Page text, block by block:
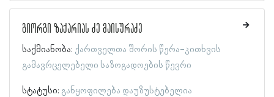
გიორგი ზაქარიას ძე მაისურაძე
საქმიანობა: ქართველთა შორის წერა-კითხვის
გამავრცელებელი საზოგადოების წევრი
სტატუსი: განყოფილება დაუზუსტებელია